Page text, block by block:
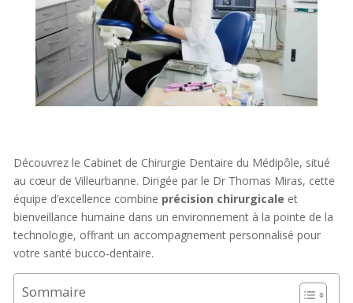
Découvrez le Cabinet de Chirurgie Dentaire du Médipôle, situé
au cœur de Villeurbanne. Dirigée par le Dr Thomas Miras, cette
équipe d’excellence combine précision chirurgicale et
bienveillance humaine dans un environnement à la pointe de la
technologie, offrant un accompagnement personnalisé pour
votre santé bucco-dentaire.
Sommaire